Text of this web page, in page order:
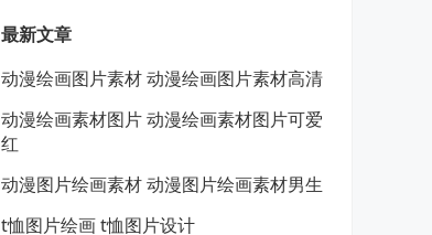
最新文章
动漫绘画图片素材 动漫绘画图片素材高清
动漫绘画素材图片 动漫绘画素材图片可爱
红
动漫图片绘画素材 动漫图片绘画素材男生
t恤图片绘画 t恤图片设计